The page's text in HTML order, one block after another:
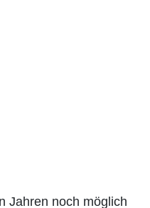
Jahren noch möglich